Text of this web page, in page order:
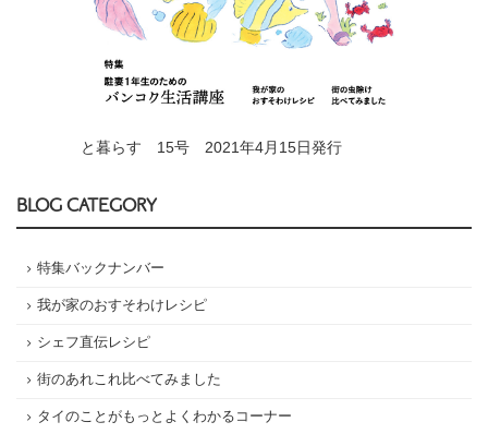
と暮らす 15号 2021年4月15日発行
BLOG CATEGORY
特集バックナンバー
我が家のおすそわけレシピ
シェフ直伝レシピ
街のあれこれ比べてみました
タイのことがもっとよくわかるコーナー